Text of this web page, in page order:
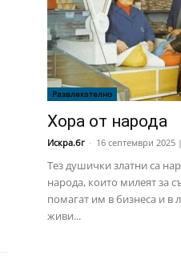
Развлекателно
Хора от народа
Искра.бг - 16 септември 2025
Тез душички златни са
народа, които милеят за
помагат им в бизнеса и в
живи...